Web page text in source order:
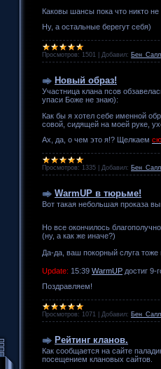
Каковы шансы пока что никто
Ну, а остальные берегут себя)
Просмотров: 1501 Добавил:
Новый образ!
Участница клана псов
упаси Боже не знаю):
Как бы я хотел себе именной
совой, сидящей на моей руке,
Ах, да, о чем это я!? Щелкаем
Просмотров: 1335 Добавил:
WarmUP в тюрьме!
Вот такая небольшая проказа
Но все окончилось
(ну, а как же иначе?)
Да-да, ваш покорный слуга
Update: 15:39 WarmUP достиг 9-
Поздравляем!
Просмотров: 1071 Добавил:
Рейтинг кланов.
Как сообщается на сайте
посещением клановых сайтов.